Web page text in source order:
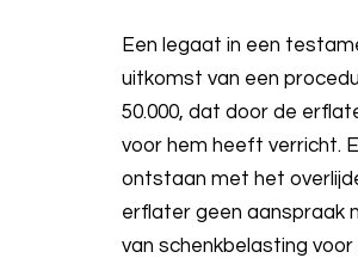
Een legaat in een
uitkomst van een
50.000, dat door de
voor hem heeft verricht.
ontstaan met het
erflater geen aanspraak
van schenkbelasting